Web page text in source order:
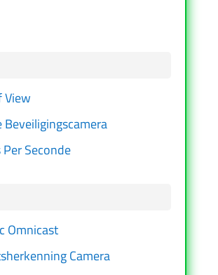
View
Beveiligingscamera
Per Seconde
Omnicast
Camera